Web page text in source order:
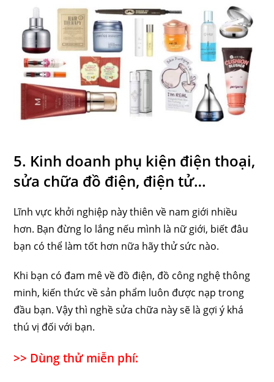
5. Kinh doanh phụ kiện điện thoại,
sửa chữa đồ điện, điện tử…
Lĩnh vực khởi nghiệp này thiên về nam giới nhiều
hơn. Bạn đừng lo lắng nếu mình là nữ giới, biết đâu
bạn có thể làm tốt hơn nữa hãy thử sức nào.
Khi bạn có đam mê về đồ điện, đồ công nghệ thông
minh, kiến thức về sản phẩm luôn được nạp trong
đầu bạn. Vậy thì nghề sửa chữa này sẽ là gợi ý khá
thú vị đối với bạn.
>> Dùng thử miễn phí: